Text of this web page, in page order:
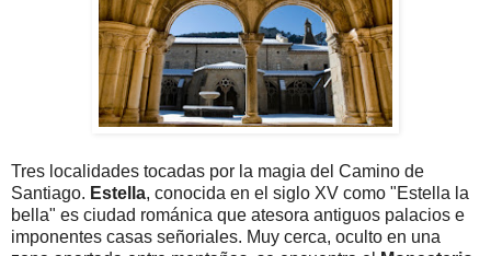
Tres localidades tocadas por la magia del Camino de
Santiago. Estella, conocida en el siglo XV como "Estella la
bella" es ciudad románica que atesora antiguos palacios e
imponentes casas señoriales. Muy cerca, oculto en una